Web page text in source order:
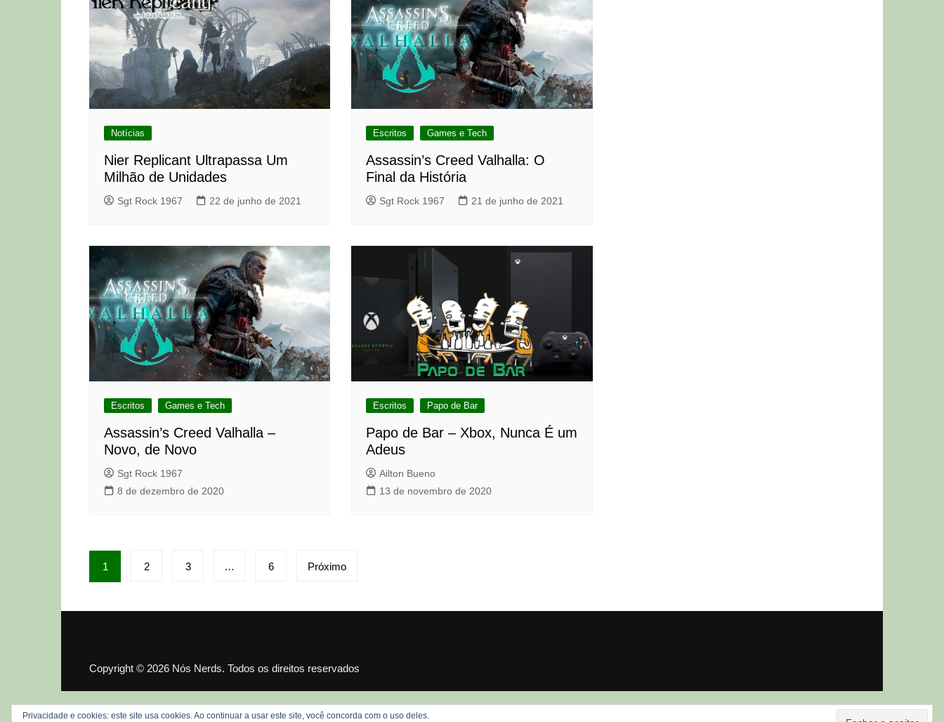
Notícias
Nier Replicant Ultrapassa Um
Milhão de Unidades
Sgt Rock 1967 22 de junho de 2021
Escritos Games e Tech
Assassin’s Creed Valhalla: O
Final da História
Sgt Rock 1967 21 de junho de 2021
Escritos Games e Tech
Assassin’s Creed Valhalla –
Novo, de Novo
Sgt Rock 1967
8 de dezembro de 2020
Escritos Papo de Bar
Papo de Bar – Xbox, Nunca É um
Adeus
Ailton Bueno
13 de novembro de 2020
Paginação
de
posts
1 2 3 … 6 Próximo
Copyright © 2026 Nós Nerds. Todos os direitos reservados
Privacidade e cookies: este site usa cookies. Ao continuar a usar este site, você concorda com o uso deles.